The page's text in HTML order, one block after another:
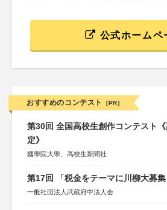
公式ホームペ
おすすめのコンテスト [PR]
第30回 全国高校生創作コンテスト
定》
國學院大學、高校生新聞社
第17回 「税金をテーマに川柳大募集
一般社団法人武蔵府中法人会